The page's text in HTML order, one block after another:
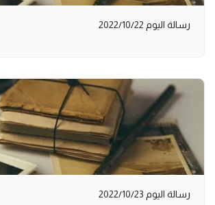
رسالة اليوم 2022/10/22
رسالة اليوم 2022/10/23